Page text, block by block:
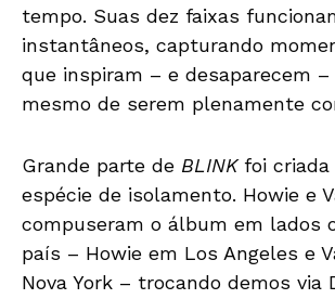
tempo. Suas dez faixas
instantâneos, capturando
que inspiram – e desaparecem
mesmo de serem plenamente
Grande parte de BLINKfoi criada
espécie de isolamento. Howie e
compuseram o álbum em lados
país – Howie em Los Angeles e
Nova York – trocando demos via